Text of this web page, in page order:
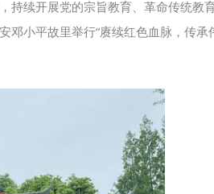
持续开展党的宗旨教育、革命传统教
小平故里举行“赓续红色血脉，传承